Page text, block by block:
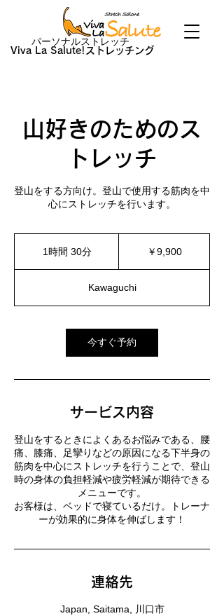
Viva La Salute!ストレッチング
パーソナルストレッチ
山好きのためのス
トレッチ
登山をする方向け。登山で使用する筋肉を中
心にストレッチを行います。
1時間 30分1
0
分
￥9,900
Kawaguchi
今すぐ予約
サービス内容
登山をするときによくあるお悩みである、腰
痛、膝痛、足攣りなどの原因になる下半身の
筋肉を中心にストレッチを行うことで、登山
時の身体の負担軽減や疲労軽減が期待できる
メニューです。
お客様は、ベッドで寝ているだけ。トレーナ
ーが効果的に身体を伸ばします！
連絡先
Japan, Saitama, 川口市